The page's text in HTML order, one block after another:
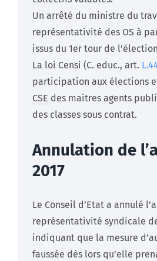
Un arrêté du ministre du
représentativité des OS à
issus du 1er tour de
La loi Censi (C. educ., art.
participation aux élections
CSE des maitres agents
des classes sous contrat.
Annulation de
2017
Le Conseil d’Etat a annulé
représentativité syndicale
indiquant que la mesure
faussée dès lors qu’elle